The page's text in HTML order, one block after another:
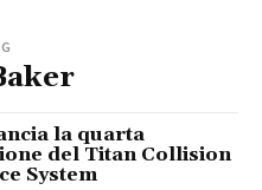
la quarta
del Titan Collision
System